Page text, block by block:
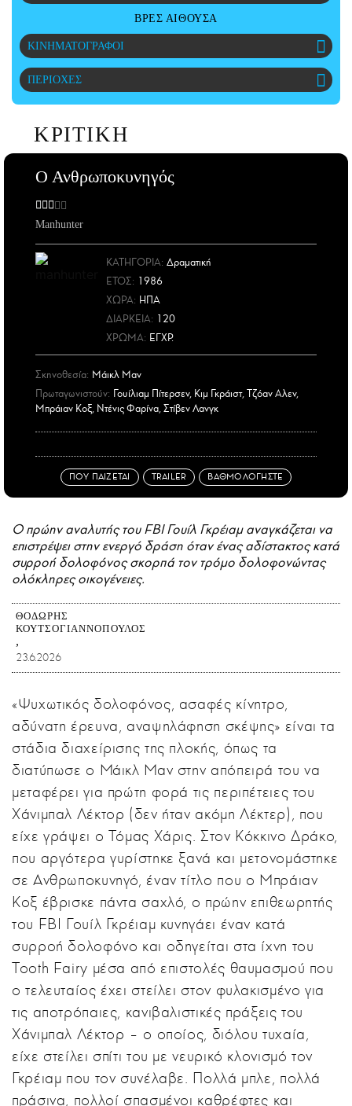
ΑΜΠΑ
PRINT
ΒΡΕΣ ΑΙΘΟΥΣΑ
ΚΙΝΗΜΑΤΟΓΡΑΦΟΙ
ΠΕΡΙΟΧΕΣ
ΚΡΙΤΙΚΗ
Ο Ανθρωποκυνηγός
Manhunter
ΚΑΤΗΓΟΡΙΑ: Δραματική
ΕΤΟΣ: 1986
ΧΩΡΑ: ΗΠΑ
ΔΙΑΡΚΕΙΑ: 120
ΧΡΩΜΑ: ΕΓΧΡ.
Σκηνοθεσία: Μάικλ Μαν
Πρωταγωνιστούν: Γουίλιαμ Πίτερσεν, Κιμ Γκράιστ, Τζόαν Αλεν,
Μπράιαν Κοξ, Ντένις Φαρίνα, Στίβεν Λανγκ
ΠΟΥ ΠΑΙΖΕΤΑΙ TRAILER ΒΑΘΜΟΛΟΓΗΣΤΕ
Ο πρώην αναλυτής του FBI Γουίλ Γκρέιαμ αναγκάζεται να
επιστρέψει στην ενεργό δράση όταν ένας αδίστακτος κατά
συρροή δολοφόνος σκορπά τον τρόμο δολοφονώντας
ολόκληρες οικογένειες.
ΘΟΔΩΡΉΣ
ΚΟΥΤΣΟΓΙΑΝΝΌΠΟΥΛΟΣ
23.6.2026
«Ψυχωτικός δολοφόνος, ασαφές κίνητρο,
αδύνατη έρευνα, αναψηλάφηση σκέψης» είναι τα
στάδια διαχείρισης της πλοκής, όπως τα
διατύπωσε ο Μάικλ Μαν στην απόπειρά του να
μεταφέρει για πρώτη φορά τις περιπέτειες του
Χάνιμπαλ Λέκτορ (δεν ήταν ακόμη Λέκτερ), που
είχε γράψει ο Τόμας Χάρις. Στον Κόκκινο Δράκο,
που αργότερα γυρίστηκε ξανά και μετονομάστηκε
σε Ανθρωποκυνηγό, έναν τίτλο που ο Μπράιαν
Κοξ έβρισκε πάντα σαχλό, ο πρώην επιθεωρητής
του FBI Γουίλ Γκρέιαμ κυνηγάει έναν κατά
συρροή δολοφόνο και οδηγείται στα ίχνη του
Tooth Fairy μέσα από επιστολές θαυμασμού που
ο τελευταίος έχει στείλει στον φυλακισμένο για
τις αποτρόπαιες, κανιβαλιστικές πράξεις του
Χάνιμπαλ Λέκτορ – ο οποίος, διόλου τυχαία,
είχε στείλει σπίτι του με νευρικό κλονισμό τον
Γκρέιαμ που τον συνέλαβε. Πολλά μπλε, πολλά
πράσινα, πολλοί σπασμένοι καθρέφτες και